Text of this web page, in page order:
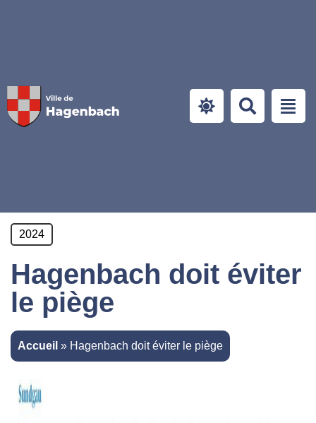
2024
Hagenbach doit éviter
le piège
Accueil » Hagenbach doit éviter le piège